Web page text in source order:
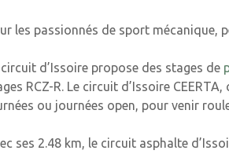
les passionnés de sport mécanique,
circuit d’Issoire propose des stages de
RCZ-R. Le circuit d’Issoire
ou journées open, pour venir
ses 2.48 km, le circuit asphalte